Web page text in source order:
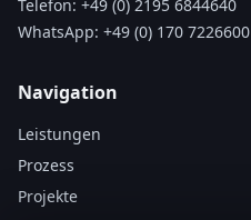
Telefon: +49 (0) 2195 6844640
WhatsApp: +49 (0) 170 7226600
Navigation
Leistungen
Prozess
Projekte